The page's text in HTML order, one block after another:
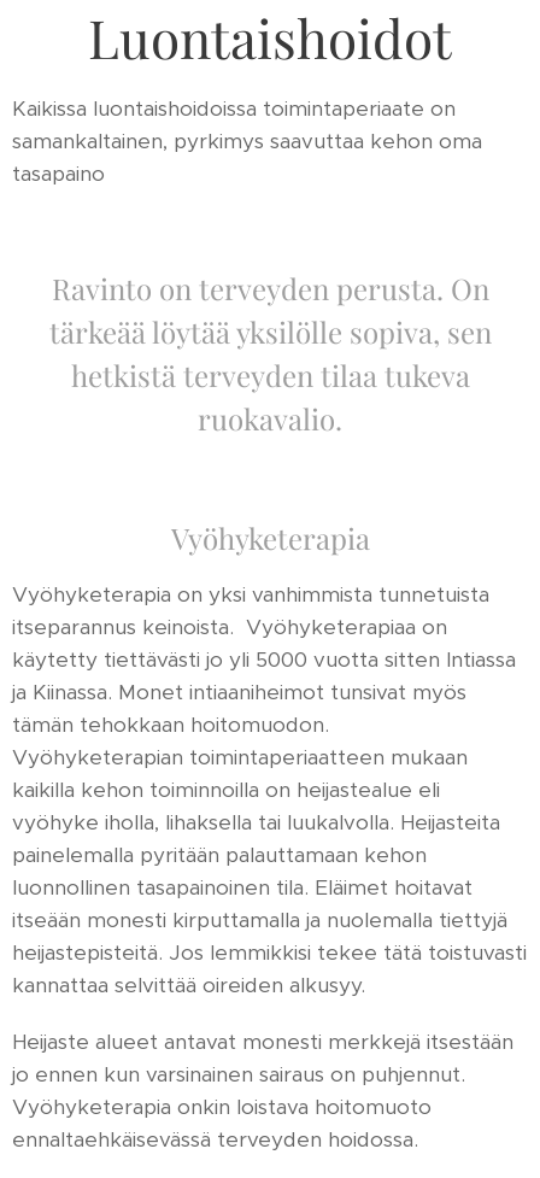
Luontaishoidot
Kaikissa luontaishoidoissa toimintaperiaate on
samankaltainen, pyrkimys saavuttaa kehon oma
tasapaino
Ravinto on terveyden perusta. On
tärkeää löytää yksilölle sopiva, sen
hetkistä terveyden tilaa tukeva
ruokavalio.
Vyöhyketerapia
Vyöhyketerapia on yksi vanhimmista tunnetuista
itseparannus keinoista. Vyöhyketerapiaa on
käytetty tiettävästi jo yli 5000 vuotta sitten Intiassa
ja Kiinassa. Monet intiaaniheimot tunsivat myös
tämän tehokkaan hoitomuodon.
Vyöhyketerapian toimintaperiaatteen mukaan
kaikilla kehon toiminnoilla on heijastealue eli
vyöhyke iholla, lihaksella tai luukalvolla. Heijasteita
painelemalla pyritään palauttamaan kehon
luonnollinen tasapainoinen tila. Eläimet hoitavat
itseään monesti kirputtamalla ja nuolemalla tiettyjä
heijastepisteitä. Jos lemmikkisi tekee tätä toistuvasti
kannattaa selvittää oireiden alkusyy.
Heijaste alueet antavat monesti merkkejä itsestään
jo ennen kun varsinainen sairaus on puhjennut.
Vyöhyketerapia onkin loistava hoitomuoto
ennaltaehkäisevässä terveyden hoidossa.